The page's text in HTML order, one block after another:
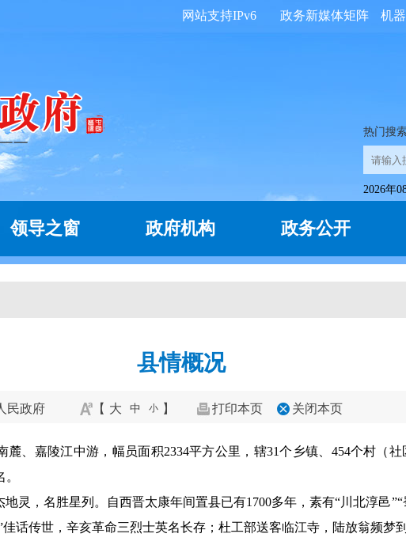
机
政务新媒体矩阵
网站支持IPv6
热门搜
2026年
领导之窗 政府机构 政务公开
县情概况
民政府 【 大 中 小 】 打印本页 关闭本页
、嘉陵江中游，幅员面积2334平方公里，辖31个乡镇、454个村（
地灵，名胜星列。自西晋太康年间置县已有1700多年，素有“川北淳邑
话传世，辛亥革命三烈士英名长存；杜工部送客临江寺，陆放翁频梦